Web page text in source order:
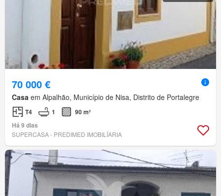
70 000 €
Casa em Alpalhão, Município de Nisa, Distrito de Portalegre
T4 1
90 m²
Há 9 dias
SUPERCASA - PREDIMED IMOBILÍARIA